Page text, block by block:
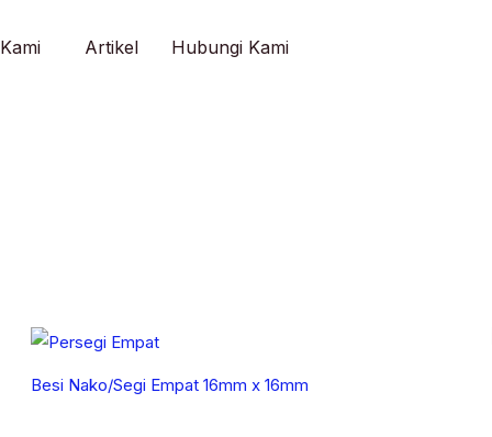
Artikel Hubungi Kami
Besi Nako/Segi Empat 16mm x 16mm